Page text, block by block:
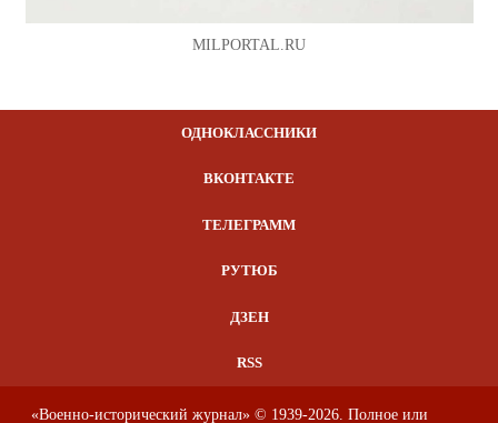
MILPORTAL.RU
ОДНОКЛАССНИКИ
ВКОНТАКТЕ
ТЕЛЕГРАММ
РУТЮБ
ДЗЕН
RSS
«Военно-исторический журнал» © 1939-2026. Полное или